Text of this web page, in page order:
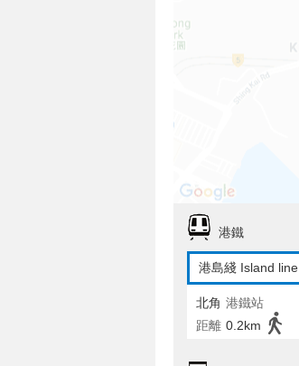
港鐵
港島綫 Island line
北角 港鐵站
距離 0.2km